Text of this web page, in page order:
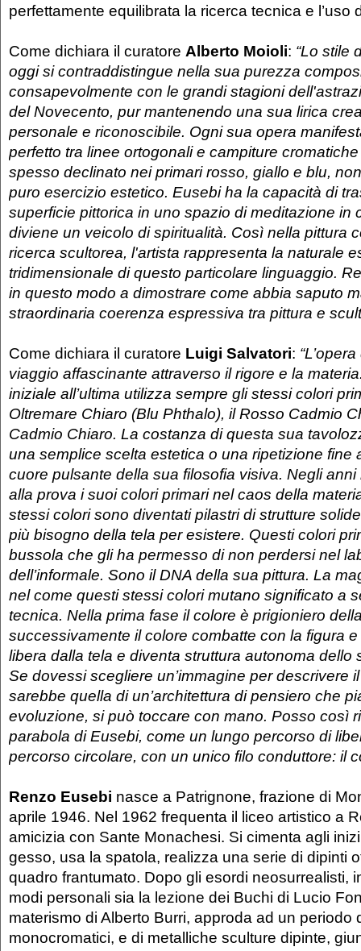
perfettamente equilibrata la ricerca tecnica e l’uso
Come dichiara il curatore Alberto Moioli: “Lo stile
oggi si contraddistingue nella sua purezza
consapevolmente con le grandi stagioni
del Novecento, pur mantenendo una sua lirica
personale e riconoscibile. Ogni sua opera
perfetto tra linee ortogonali e campiture
spesso declinato nei primari rosso, giallo e blu,
puro esercizio estetico. Eusebi ha la capacità di
superficie pittorica in uno spazio di meditazione in
diviene un veicolo di spiritualità. Così nella pittura
ricerca scultorea, l'artista rappresenta la naturale
tridimensionale di questo particolare linguaggio.
in questo modo a dimostrare come abbia saputo
straordinaria coerenza espressiva tra pittura e
Come dichiara il curatore Luigi Salvatori:
viaggio affascinante attraverso il rigore e la
iniziale all’ultima utilizza sempre gli stessi colori
Oltremare Chiaro (Blu Phthalo), il Rosso Cadmio
Cadmio Chiaro. La costanza di questa sua
una semplice scelta estetica o una ripetizione fine
cuore pulsante della sua filosofia visiva. Negli
alla prova i suoi colori primari nel caos della
stessi colori sono diventati pilastri di strutture
più bisogno della tela per esistere. Questi colori
bussola che gli ha permesso di non perdersi nel
dell’informale. Sono il DNA della sua pittura. La
nel come questi stessi colori mutano significato a
tecnica. Nella prima fase il colore è prigioniero
successivamente il colore combatte con la figura
libera dalla tela e diventa struttura autonoma dello
Se dovessi scegliere un’immagine per descrivere
sarebbe quella di un’architettura di pensiero che
evoluzione, si può toccare con mano. Posso così
parabola di Eusebi, come un lungo percorso di
percorso circolare, con un unico filo conduttore: il
Renzo Eusebi nasce a Patrignone, frazione di
aprile 1946. Nel 1962 frequenta il liceo artistico a
amicizia con Sante Monachesi. Si cimenta agli
gesso, usa la spatola, realizza una serie di dipinti
quadro frantumato. Dopo gli esordi neosurrealisti,
modi personali sia la lezione dei Buchi di Lucio
materismo di Alberto Burri, approda ad un periodo
monocromatici, e di metalliche sculture dipinte,